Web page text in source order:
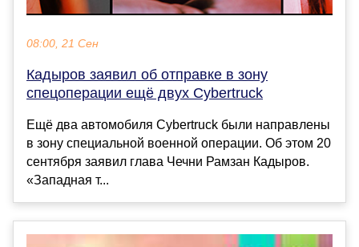
08:00, 21 Сен
Кадыров заявил об отправке в зону
спецоперации ещё двух Cybertruck
Ещё два автомобиля Cybertruck были направлены
в зону специальной военной операции. Об этом 20
сентября заявил глава Чечни Рамзан Кадыров.
«Западная т...